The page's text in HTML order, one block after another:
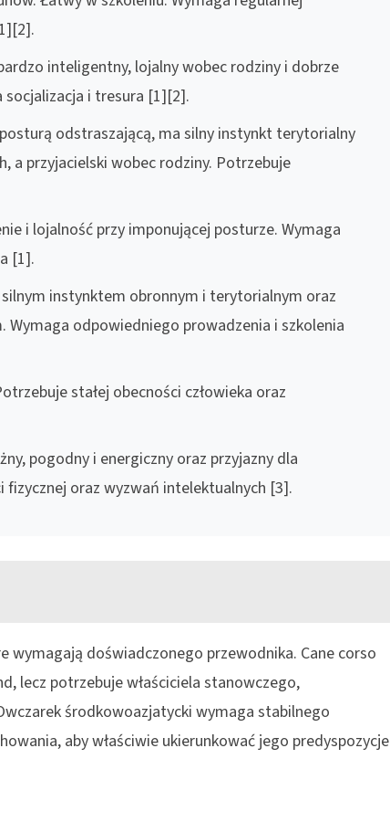
inteligentny, lojalny wobec rodziny i dobrze
socjalizacja i tresura [1][2].
odstraszającą, ma silny instynkt terytorialny
a przyjacielski wobec rodziny. Potrzebuje
i lojalność przy imponującej posturze. Wymaga
[1].
instynktem obronnym i terytorialnym oraz
odpowiedniego prowadzenia i szkolenia
stałej obecności człowieka oraz
pogodny i energiczny oraz przyjazny dla
oraz wyzwań intelektualnych [3].
doświadczonego przewodnika. Cane corso
lecz potrzebuje właściciela stanowczego,
środkowoazjatycki wymaga stabilnego
aby właściwie ukierunkować jego predyspozycje